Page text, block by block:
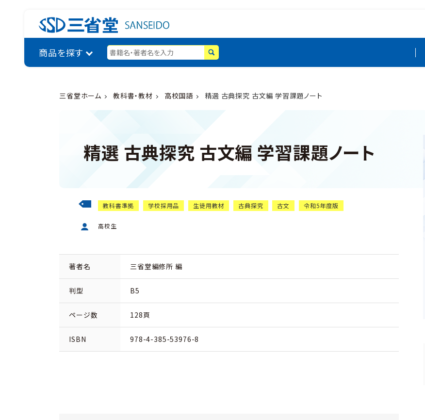
商品を探す
三省堂ホーム 教科書・教材 高校国語 精選 古典探究 古文編 学習課題ノート
精選 古典探究 古文編 学習課題ノート
教科書準拠 学校採用品 生徒用教材 古典探究 古文 令和5年度版
高校生
著者名 三省堂編修所 編
判型 B5
ページ数 128頁
ISBN 978-4-385-53976-8